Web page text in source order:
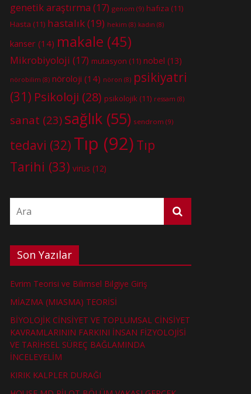
genetik araştırma (17) genom (9) hafıza (11)
Hasta (11) hastalık(19) hekim (8) kadın (8)
kanser (14) makale (45)
Mikrobiyoloji (17) mutasyon (11) nobel (13)
nörobilim (8) nöroloji (14) nöron (8) psikiyatri
(31) Psikoloji (28) psikolojik (11) ressam (8)
sanat (23) sağlık (55) sendrom (9)
tedavi (32) Tıp (92) Tıp
Tarihi (33) virüs (12)
Son Yazılar
Evrim Teorisi ve Bilimsel Bilgiye Giriş
MİAZMA (MIASMA) TEORİSİ
BİYOLOJİK CİNSİYET VE TOPLUMSAL CİNSİYET
KAVRAMLARININ FARKINI İNSAN FİZYOLOJİSİ
VE TARİHSEL SÜREÇ BAĞLAMINDA
İNCELEYELİM
KIRIK KALPLER DURAĞI